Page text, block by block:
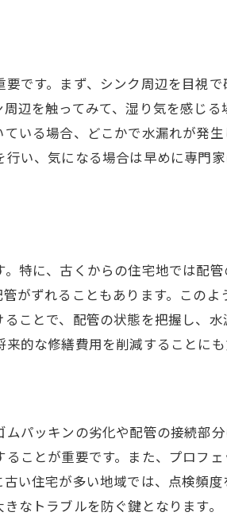
概説
選び
理方法
理の違い
学ぶ
最小限にする
ポイント
ア
れを防ぐ
です。まず、シンク周辺を目視
辺を触ってみて、湿り気を感じ
いる場合、どこかで水漏れが発
い、気になる場合は早めに専門家
特に、古くからの住宅地では配
がずれることもあります。この
とで、配管の状態を把握し、水
的な修繕費用を削減することにも
パッキンの劣化や配管の接続部分
ことが重要です。また、プロフ
い住宅が多い地域では、点検頻
なトラブルを防ぐ鍵となります。